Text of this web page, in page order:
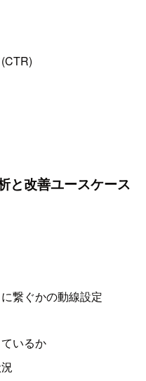
と改善ユースケース
繋ぐかの動線設定
いるか